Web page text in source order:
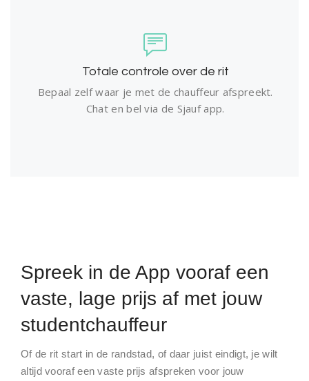
Totale controle over de rit
Bepaal zelf waar je met de chauffeur afspreekt.
Chat en bel via de Sjauf app.
Spreek in de App vooraf een
vaste, lage prijs af met jouw
studentchauffeur
Of de rit start in de randstad, of daar juist eindigt, je wilt
altijd vooraf een vaste prijs afspreken voor jouw